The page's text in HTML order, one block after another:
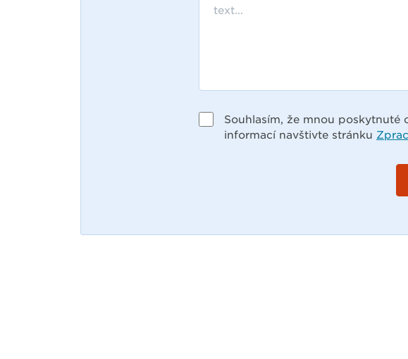
Souhlasím, že mnou poskytnuté
informací navštivte stránku